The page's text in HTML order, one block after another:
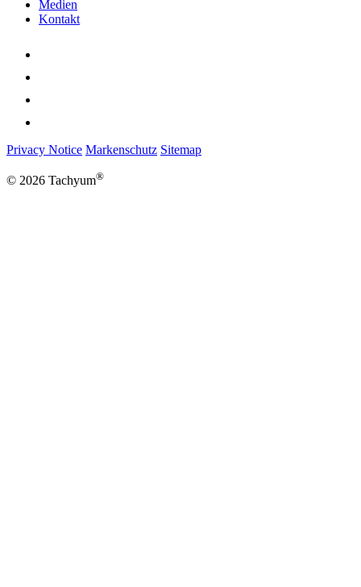
Medien
Kontakt
Privacy Notice Markenschutz Sitemap
© 2026 Tachyum®